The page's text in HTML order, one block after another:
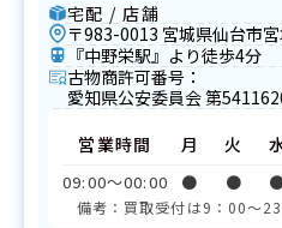
宅配 / 店舗
〒983-0013 宮城県仙台市
『中野栄駅』より徒歩4分
古物商許可番号：
愛知県公安委員会 第
営業時間
09:00〜00:00
月
●
火
●
備考：買取受付は9：00～